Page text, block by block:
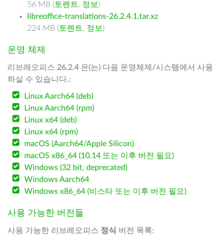
56 MB ( 토렌트, 정보 )
libreoffice-translations-26.2.4.1.tar.xz
224 MB ( 토렌트, 정보 )
운영 체제
리브레오피스 26.2.4 은(는) 다음 운영체제/시스템에서 사용
하실 수 있습니다.:
Linux Aarch64 (deb)
Linux Aarch64 (rpm)
Linux x64 (deb)
Linux x64 (rpm)
macOS (Aarch64/Apple Silicon)
macOS x86_64 (10.14 또는 이후 버전 필요)
Windows (32 bit, deprecated)
Windows Aarch64
Windows x86_64 (비스타 또는 이후 버전 필요)
사용 가능한 버전들
사용 가능한 리브레오피스 정식 버전 목록: